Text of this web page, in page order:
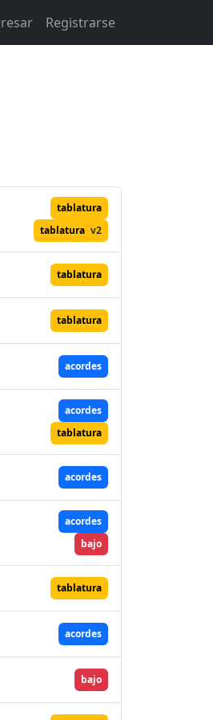
Registrarse
tablatura
tablatura v2
tablatura
tablatura
acordes
acordes
tablatura
acordes
acordes
bajo
tablatura
acordes
bajo